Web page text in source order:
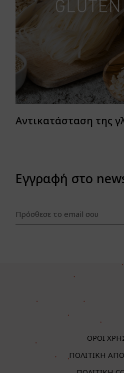
Αντικατάσταση της
Εγγραφή στο
ΟΡΟΙ
ΠΟΛΙΤΙΚΗ